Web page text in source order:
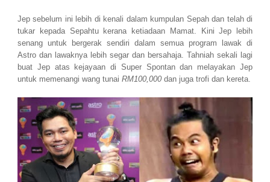
Jep sebelum ini lebih di kenali dalam kumpulan Sepah dan telah di
tukar kepada Sepahtu kerana ketiadaan Mamat. Kini Jep lebih
senang untuk bergerak sendiri dalam semua program lawak di
Astro dan lawaknya lebih segar dan bersahaja. Tahniah sekali lagi
buat Jep atas kejayaan di Super Spontan dan melayakan Jep
untuk memenangi wang tunai RM100,000 dan juga trofi dan kereta.